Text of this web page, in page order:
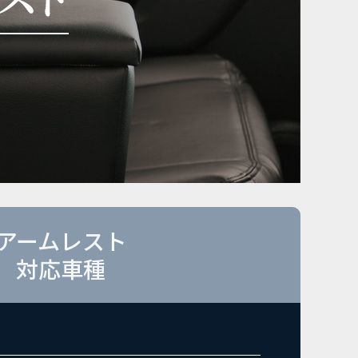
ームレスト
対応車種